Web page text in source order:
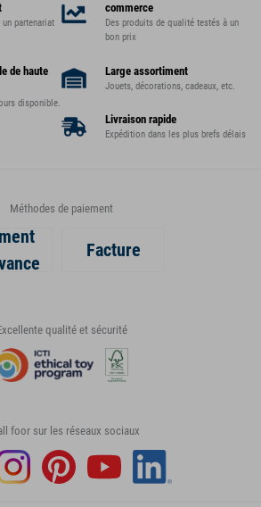
partenariat
commerce
Des produits de qualité testés à un
bon prix
de haute
disponible.
Large assortiment
Jouets, décorations, cadeaux, etc.
Livraison rapide
Expédition dans les plus brefs délais
Méthodes de paiement
Facture
qualité et sécurité
foor sur les réseaux sociaux